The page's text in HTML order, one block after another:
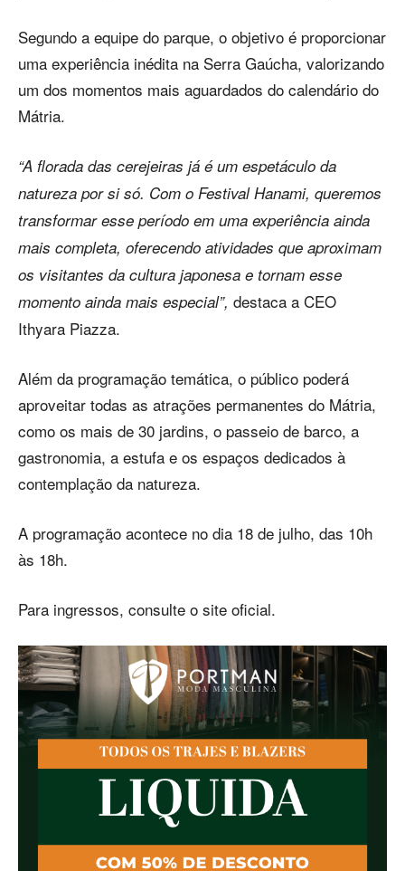
Segundo a equipe do parque, o objetivo é proporcionar
uma experiência inédita na Serra Gaúcha, valorizando
um dos momentos mais aguardados do calendário do
Mátria.
“A florada das cerejeiras já é um espetáculo da
natureza por si só. Com o Festival Hanami, queremos
transformar esse período em uma experiência ainda
mais completa, oferecendo atividades que aproximam
os visitantes da cultura japonesa e tornam esse
momento ainda mais especial”, destaca a CEO
Ithyara Piazza.
Além da programação temática, o público poderá
aproveitar todas as atrações permanentes do Mátria,
como os mais de 30 jardins, o passeio de barco, a
gastronomia, a estufa e os espaços dedicados à
contemplação da natureza.
A programação acontece no dia 18 de julho, das 10h
às 18h.
Para ingressos, consulte o site oficial.